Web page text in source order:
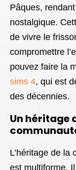
Pâques,
nostalgique.
de vivre le
compromettre
pouvez faire la
sims 4, qui est
des décennies.
Un héritage
L’héritage de la
est multiforme.